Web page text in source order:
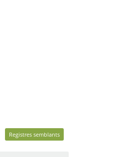
Registres semblants